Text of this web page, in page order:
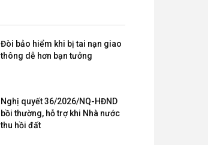
Đòi bảo hiểm khi bị tai nạn giao
thông dễ hơn bạn tưởng
Nghị quyết 36/2026/NQ-HĐND
bồi thường, hỗ trợ khi Nhà nước
thu hồi đất